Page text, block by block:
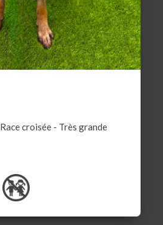
Race croisée - Très grande